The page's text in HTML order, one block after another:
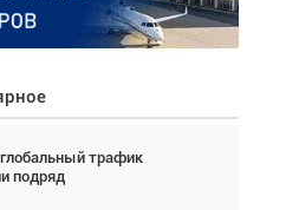
трафик
подряд
вертолётов и БПЛА в